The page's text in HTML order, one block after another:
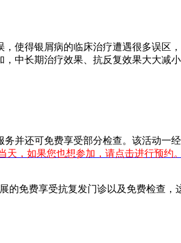
使得银屑病的临床治疗遭遇很多误区，
中长期治疗效果、抗反复效果大大减
并还可免费享受部分检查。该活动一
天，如果您也想参加，请点击进行预约
的免费享受抗复发门诊以及免费检查，